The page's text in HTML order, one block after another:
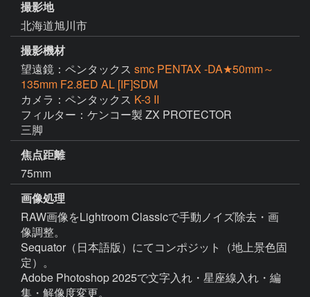
撮影地
北海道旭川市
撮影機材
望遠鏡：ペンタックス smc PENTAX -DA★50mm～
135mm F2.8ED AL [IF]SDM
カメラ：ペンタックス K-3 II
フィルター：ケンコー製 ZX PROTECTOR
焦点距離
75mm
画像処理
RAW画像をLightroom Classicで手動ノイズ除去・画
像調整。
Sequator（日本語版）にてコンポジット（地上景色固
定）。
Adobe Photoshop 2025で文字入れ・星座線入れ・編
集・解像度変更。